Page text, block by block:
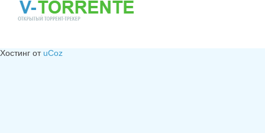
Хостинг от uCoz